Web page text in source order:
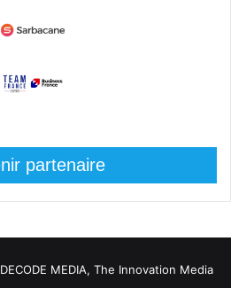
partenaire
DECODE MEDIA, The Innovation Media